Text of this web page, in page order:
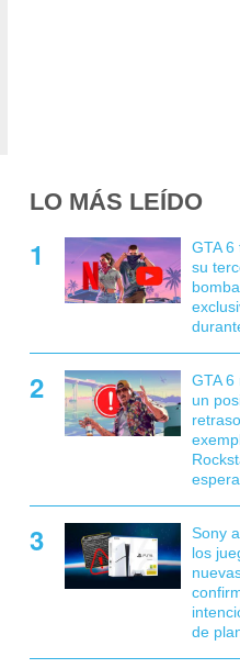
LO MÁS LEÍDO
GTA 6
su
GTA 6
un
Sony
los
de